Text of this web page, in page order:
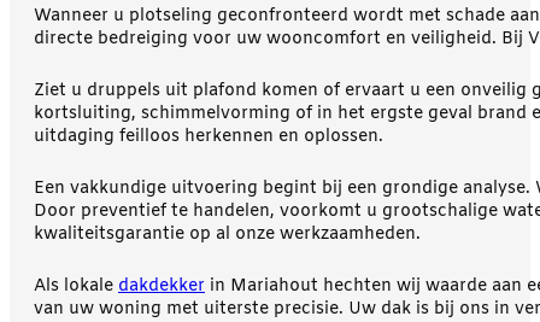
Wanneer u plotseling geconfronteerd wordt met schade
directe bedreiging voor uw wooncomfort en veiligheid. Bij
Ziet u druppels uit plafond komen of ervaart u een
kortsluiting, schimmelvorming of in het ergste geval brand
uitdaging feilloos herkennen en oplossen.
Een vakkundige uitvoering begint bij een grondige
Door preventief te handelen, voorkomt u grootschalige
kwaliteitsgarantie op al onze werkzaamheden.
Als lokale dakdekker in Mariahout hechten wij waarde aan
van uw woning met uiterste precisie. Uw dak is bij ons in